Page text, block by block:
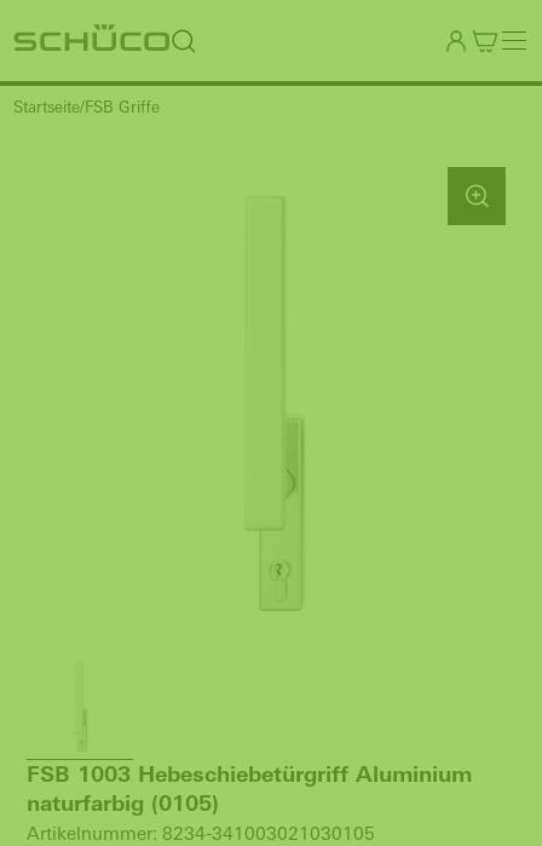
Startseite FSB Griffe
FSB 1003 Hebeschiebetürgriff Aluminium
naturfarbig (0105)
Artikelnummer: 8234-341003021030105